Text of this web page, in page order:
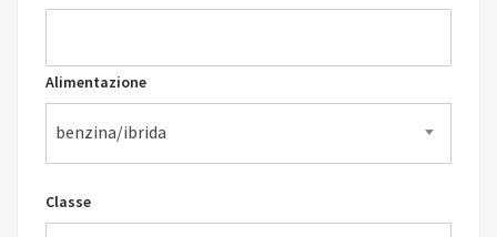
Alimentazione
benzina/ibrida
Classe